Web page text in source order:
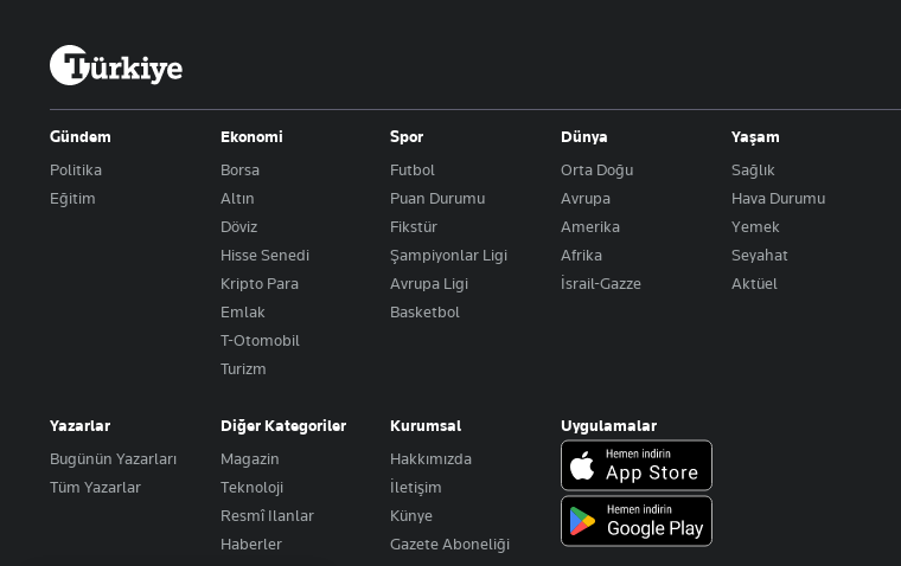
Gündem
Politika
Eğitim
Ekonomi
Borsa
Altın
Döviz
Hisse Senedi
Kripto Para
Emlak
T-Otomobil
Turizm
Spor
Futbol
Puan Durumu
Fikstür
Şampiyonlar Ligi
Avrupa Ligi
Basketbol
Dünya
Orta Doğu
Avrupa
Amerika
Afrika
İsrail-Gazze
Yaşam
Sağlık
Hava Durumu
Yemek
Seyahat
Aktüel
Yazarlar
Bugünün Yazarları
Tüm Yazarlar
Diğer Kategoriler
Magazin
Teknoloji
Resmî Ilanlar
Haberler
Kurumsal
Hakkımızda
İletişim
Künye
Gazete Aboneliği
Uygulamalar